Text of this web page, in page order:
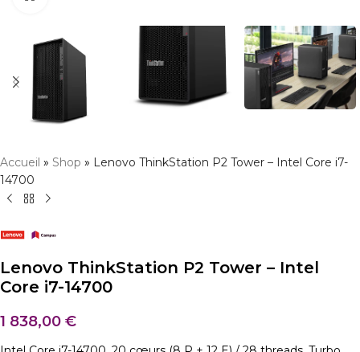
Accueil » Shop » Lenovo ThinkStation P2 Tower – Intel Core i7-
14700
Lenovo ThinkStation P2 Tower – Intel
Core i7-14700
1 838,00 €